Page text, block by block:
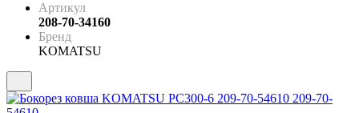
Артикул
208-70-34160
Бренд
KOMATSU